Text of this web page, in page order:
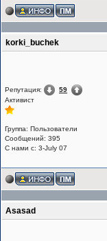
korki_buchek
Репутация:
59
Активист
Группа: Пользователи
Сообщений: 395
С нами с: 3-July 07
Asasad